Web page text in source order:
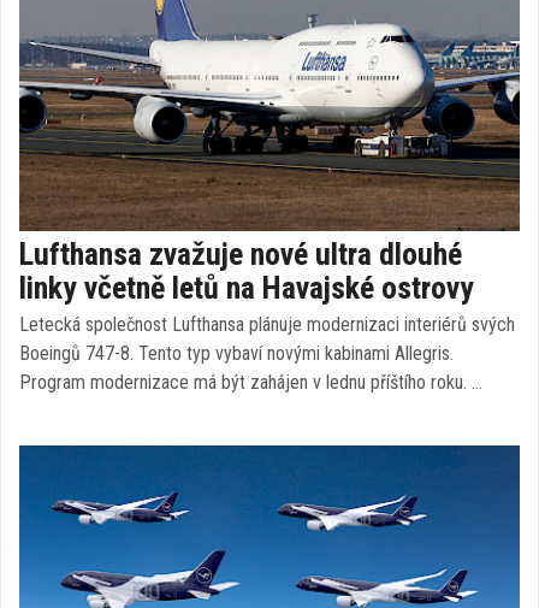
Lufthansa zvažuje nové ultra dlouhé
linky včetně letů na Havajské ostrovy
Letecká společnost Lufthansa plánuje modernizaci interiérů svých
Boeingů 747-8. Tento typ vybaví novými kabinami Allegris.
Program modernizace má být zahájen v lednu příštího roku. …